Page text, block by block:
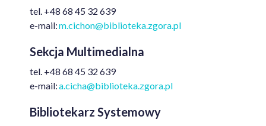
tel. +48 68 45 32 639
e-mail:m.cichon@biblioteka.zgora.pl
Sekcja Multimedialna
tel. +48 68 45 32 639
e-mail:a.cicha@biblioteka.zgora.pl
Bibliotekarz Systemowy